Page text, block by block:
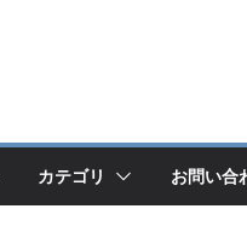
カテゴリ お問い合